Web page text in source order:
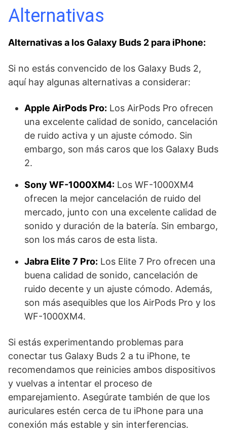
Alternativas
Alternativas a los Galaxy Buds 2 para iPhone:
Si no estás convencido de los Galaxy Buds 2,
aquí hay algunas alternativas a considerar:
Apple AirPods Pro: Los AirPods Pro ofrecen
una excelente calidad de sonido, cancelación
de ruido activa y un ajuste cómodo. Sin
embargo, son más caros que los Galaxy Buds
2.
Sony WF-1000XM4: Los WF-1000XM4
ofrecen la mejor cancelación de ruido del
mercado, junto con una excelente calidad de
sonido y duración de la batería. Sin embargo,
son los más caros de esta lista.
Jabra Elite 7 Pro: Los Elite 7 Pro ofrecen una
buena calidad de sonido, cancelación de
ruido decente y un ajuste cómodo. Además,
son más asequibles que los AirPods Pro y los
WF-1000XM4.
Si ​estás experimentando problemas⁢ para
conectar tus Galaxy Buds 2 a ​tu iPhone, te
recomendamos que reinicies ⁣ambos dispositivos
y vuelvas a intentar el proceso⁢ de​
emparejamiento. Asegúrate también⁢ de ‌que los
auriculares estén cerca de tu iPhone para una
conexión más estable y sin interferencias.